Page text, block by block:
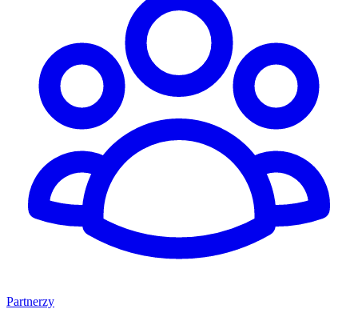
Partnerzy